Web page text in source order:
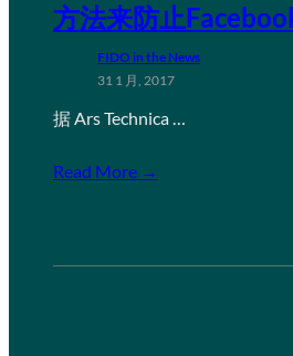
方法来防止
FIDO in the News
31 1 月, 2017
据 Ars Technica …
Read More →